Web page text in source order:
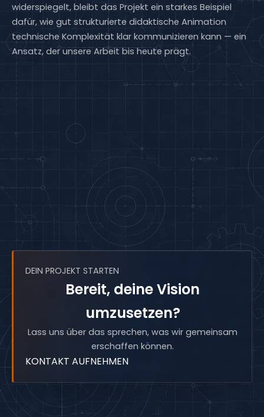
widerspiegelt, bleibt das Projekt ein starkes Beispiel
dafür, wie gut strukturierte didaktische Animation
technische Komplexität klar kommunizieren kann — ein
Ansatz, der unsere Arbeit bis heute prägt.
DEIN PROJEKT STARTEN
Bereit, deine Vision
umzusetzen?
Lass uns über das sprechen, was wir gemeinsam
erschaffen können.
KONTAKT AUFNEHMEN